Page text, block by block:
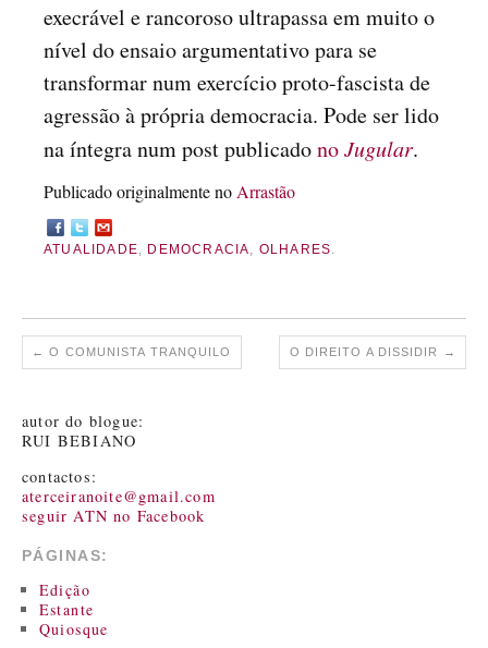
execrável e rancoroso ultrapassa em muito o
nível do ensaio argumentativo para se
transformar num exercício proto-fascista de
agressão à própria democracia. Pode ser lido
na íntegra num post publicadonoJugular.
Publicado originalmente no Arrastão
ATUALIDADE, DEMOCRACIA, OLHARES.
← O COMUNISTA TRANQUILO O DIREITO A DISSIDIR →
autor do blogue:
RUI BEBIANO
contactos:
aterceiranoite@gmail.com
seguir ATN no Facebook
PÁGINAS:
Edição
Estante
Quiosque